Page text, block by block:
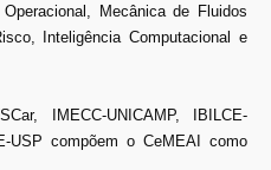
Mecânica de Fluidos
Inteligência Computacional e
IMECC-UNICAMP, IBILCE-
USP compõem o CeMEAI como